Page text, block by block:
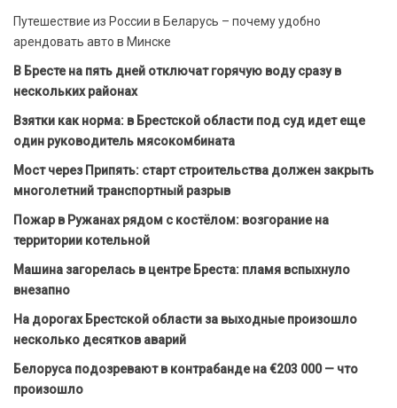
Путешествие из России в Беларусь – почему удобно
арендовать авто в Минске
В Бресте на пять дней отключат горячую воду сразу в
нескольких районах
Взятки как норма: в Брестской области под суд идет еще
один руководитель мясокомбината
Мост через Припять: старт строительства должен закрыть
многолетний транспортный разрыв
Пожар в Ружанах рядом с костёлом: возгорание на
территории котельной
Машина загорелась в центре Бреста: пламя вспыхнуло
внезапно
На дорогах Брестской области за выходные произошло
несколько десятков аварий
Белоруса подозревают в контрабанде на €203 000 — что
произошло